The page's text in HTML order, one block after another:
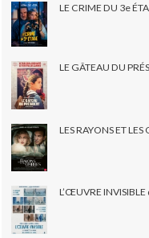
LE CRIME DU 3e
LE GÂTEAU DU
LES RAYONS ET
L’ŒUVRE